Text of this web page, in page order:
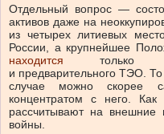
Отдельный вопрос —
активов даже на
из четырех литиевых
России, а крупнейшее
находится только
и предварительного ТЭО.
случае можно скорее
концентратом с него.
рассчитывают на внешние
войны.